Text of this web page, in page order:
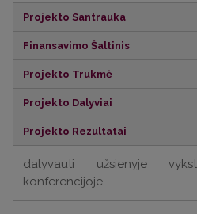
Projekto Santrauka
Finansavimo Šaltinis
Projekto Trukmė
Projekto Dalyviai
Projekto Rezultatai
dalyvauti užsienyje
konferencijoje